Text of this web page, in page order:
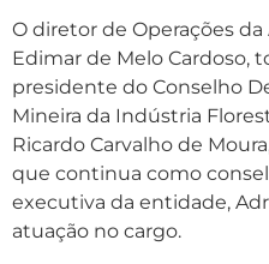
O diretor de Operações
Edimar de Melo Cardoso,
presidente do Conselho
Mineira da Indústria
Ricardo Carvalho de
que continua como
executiva da entidade,
atuação no cargo.